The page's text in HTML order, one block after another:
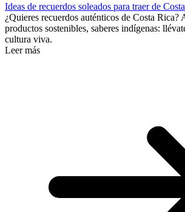
Ideas de recuerdos soleados para traer de
¿Quieres recuerdos auténticos de Costa Rica?
productos sostenibles, saberes indígenas:
cultura viva.
Leer más